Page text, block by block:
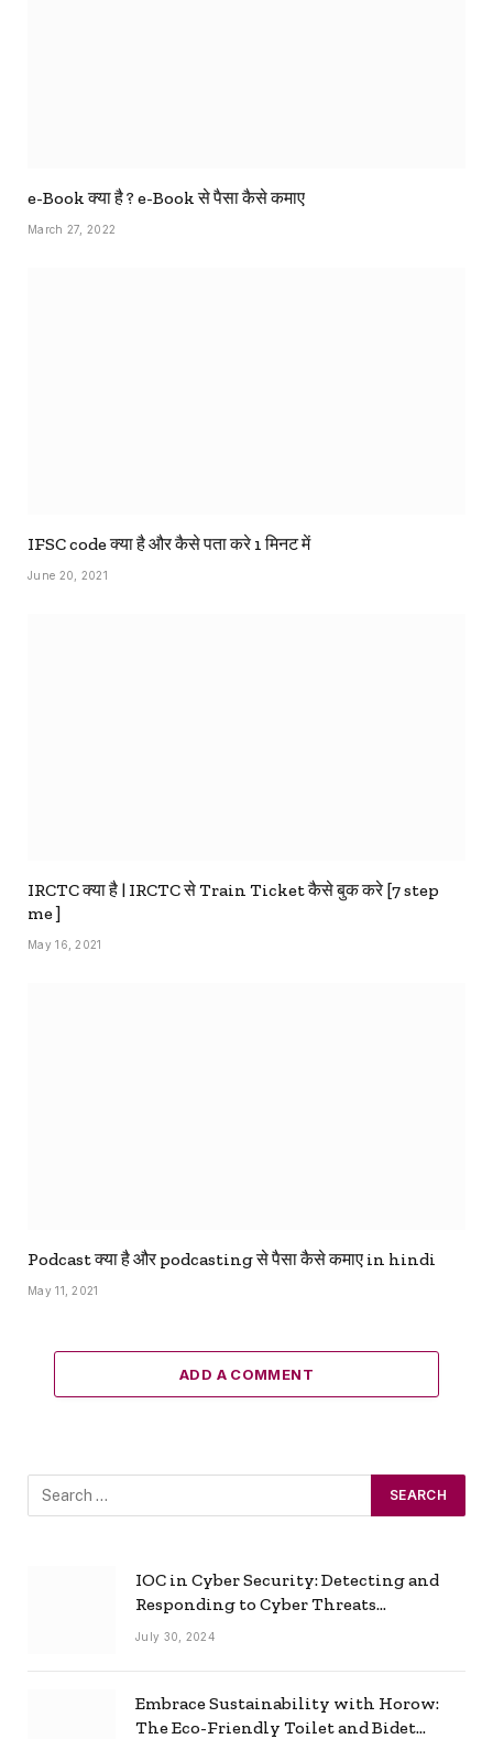
e-Book क्या है ? e-Book से पैसा कैसे कमाए
March 27, 2022
IFSC code क्या है और कैसे पता करे 1 मिनट में
June 20, 2021
IRCTC क्या है | IRCTC से Train Ticket कैसे बुक करे [7 step
me ]
May 16, 2021
Podcast क्या है और podcasting से पैसा कैसे कमाए in hindi
May 11, 2021
ADD A COMMENT
IOC in Cyber Security: Detecting and
Responding to Cyber Threats
Effectively
July 30, 2024
Embrace Sustainability with Horow:
The Eco-Friendly Toilet and Bidet